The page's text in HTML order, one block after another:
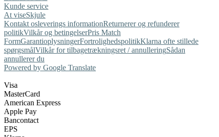
Kunde service
At viseSkjule
Kontakt osleverings informationReturnerer og refunderer
politikVilkår og betingelserPris Match
FormGarantioplysningerFortrolighedspolitikKlarna ofte stillede
spørgsmålVilkår for tilbagetrækningsret / annulleringSådan
annullerer du
Powered by Google Translate
Visa
MasterCard
American Express
Apple Pay
Bancontact
EPS